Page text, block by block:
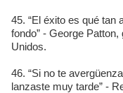
45. “El éxito es qué tan
fondo” - George
Unidos.
46. “Si no te
lanzaste muy tarde” -